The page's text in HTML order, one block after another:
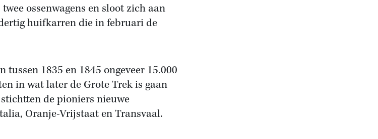
ossenwagens en sloot zich aan
huifkarren die in februari de
tussen 1835 en 1845 ongeveer 15.000
in wat later de Grote Trek is gaan
de pioniers nieuwe
Oranje-Vrijstaat en Transvaal.